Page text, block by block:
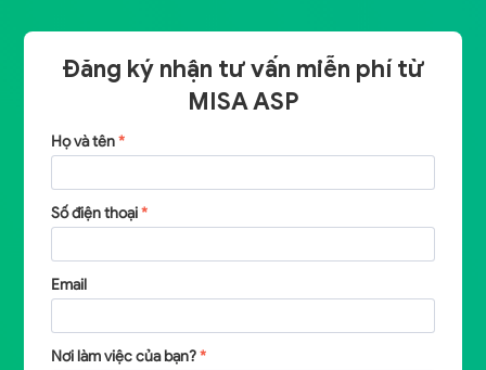
Đăng ký nhận tư vấn miễn phí từ
MISA ASP
Họ và tên*
Số điện thoại*
Email
Nơi làm việc của bạn?*